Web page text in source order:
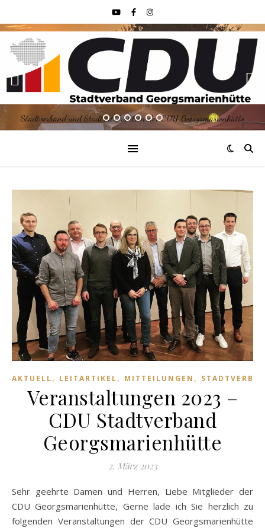
Stadtverband und Stadtratsfraktion der CDU Georgsmarienhütte
AKTUELL, LEITARTIKEL, MITTEILUNGEN ,
Veranstaltungen 2023 –
CDU Stadtverband
Georgsmarienhütte
2. März 2023
Sehr geehrte Damen und Herren, Liebe Mitglieder der
CDU Georgsmarienhütte, Gerne lade ich Sie herzlich zu
folgenden Veranstaltungen der CDU Georgsmarienhütte